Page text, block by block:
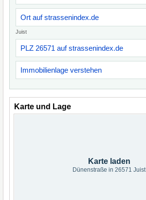
Ort auf strassenindex.de
Juist
PLZ 26571 auf strassenindex.de
Immobilienlage verstehen
Karte und Lage
Karte laden
Dünenstraße in 26571 Juist